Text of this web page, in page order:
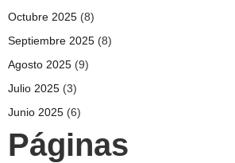
Octubre 2025 (8)
Septiembre 2025 (8)
Agosto 2025 (9)
Julio 2025 (3)
Junio 2025 (6)
Páginas